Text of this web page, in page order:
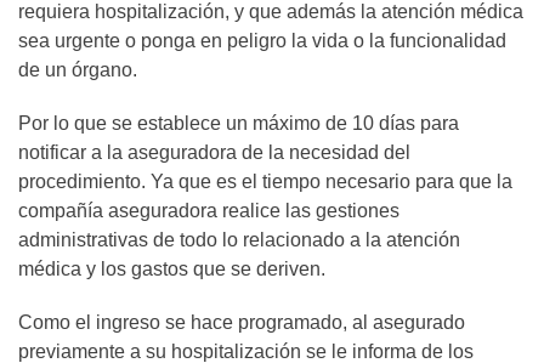
requiera hospitalización, y que además la atención médica
sea urgente o ponga en peligro la vida o la funcionalidad
de un órgano.
Por lo que se establece un máximo de 10 días para
notificar a la aseguradora de la necesidad del
procedimiento. Ya que es el tiempo necesario para que la
compañía aseguradora realice las gestiones
administrativas de todo lo relacionado a la atención
médica y los gastos que se deriven.
Como el ingreso se hace programado, al asegurado
previamente a su hospitalización se le informa de los